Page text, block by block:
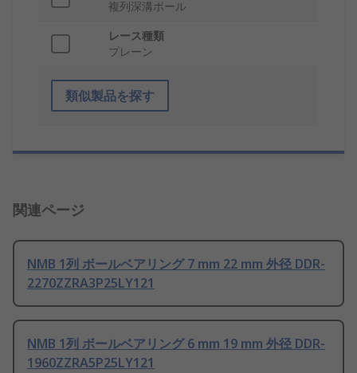
複列深溝ボール
レース種類
プレーン
類似製品を探す
関連ページ
NMB 1列 ボールベアリング 7 mm 22 mm 外径 DDR-
2270ZZRA3P25LY121
NMB 1列 ボールベアリング 6 mm 19 mm 外径 DDR-
1960ZZRA5P25LY121